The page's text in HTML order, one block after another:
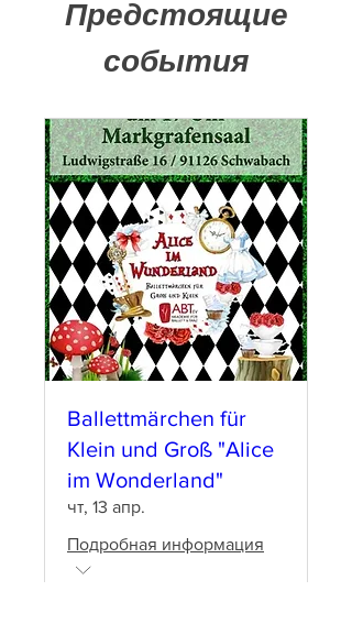
Предстоящие
события
Ballettmärchen für
Klein und Groß "Alice
im Wonderland"
чт, 13 апр.
Подробная информация